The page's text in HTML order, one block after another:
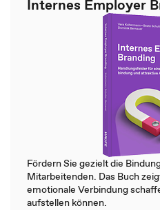
Internes Employer
Fördern Sie gezielt die
Mitarbeitenden. Das Buch
emotionale Verbindung
aufstellen können.